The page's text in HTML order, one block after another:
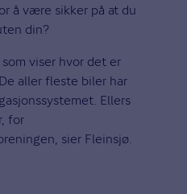
å være sikker på at du
din?
viser hvor det er
aller fleste biler har
Ellers
for
sier Fleinsjø.